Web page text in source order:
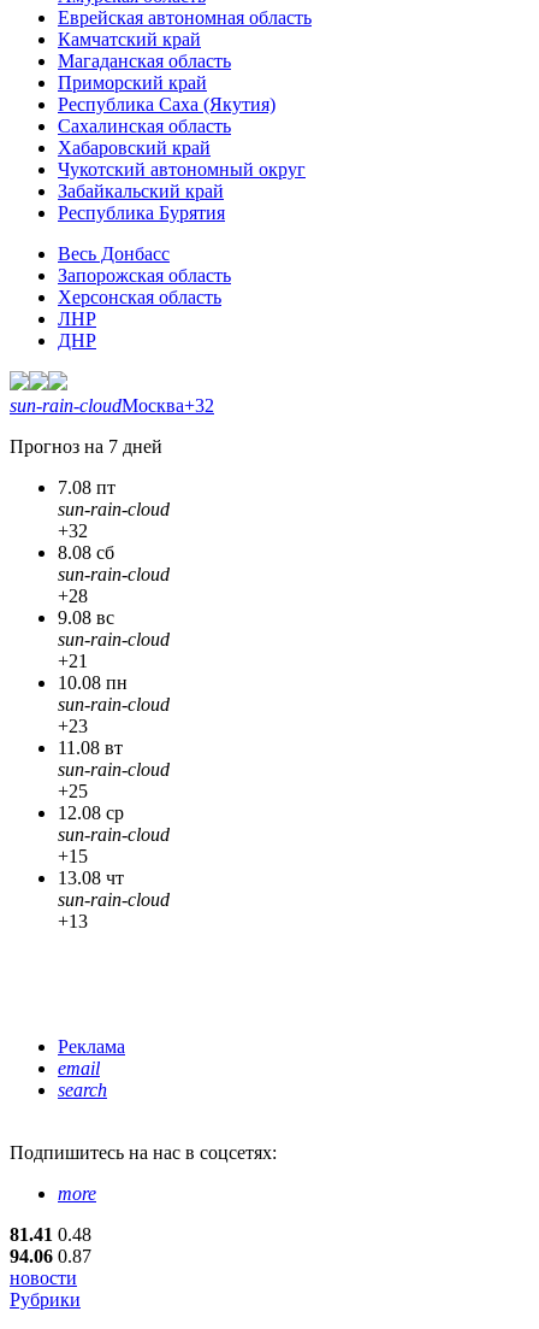
Еврейская автономная область
Камчатский край
Магаданская область
Приморский край
Республика Саха (Якутия)
Сахалинская область
Хабаровский край
Чукотский автономный округ
Забайкальский край
Республика Бурятия
Весь Донбасс
Запорожская область
Херсонская область
ЛНР
ДНР
sun-rain-cloudМосква+32
Прогноз на 7 дней
7.08 пт
sun-rain-cloud
+32
8.08 сб
sun-rain-cloud
+28
9.08 вс
sun-rain-cloud
+21
10.08 пн
sun-rain-cloud
+23
11.08 вт
sun-rain-cloud
+25
12.08 ср
sun-rain-cloud
+15
13.08 чт
sun-rain-cloud
+13
Реклама
email
search
Подпишитесь на нас в соцсетях:
more
81.41 0.48
94.06 0.87
новости
Рубрики